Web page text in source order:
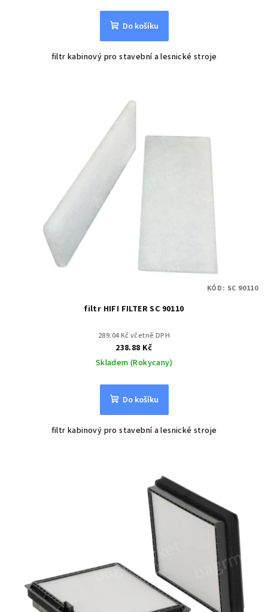
Do košíku
filtr kabinový pro stavební a lesnické stroje
filtr HIFI FILTER SC 90110
289.04 Kč včetně DPH
238.88 Kč
Skladem (Rokycany)
Do košíku
filtr kabinový pro stavební a lesnické stroje
KÓD: SC 90110